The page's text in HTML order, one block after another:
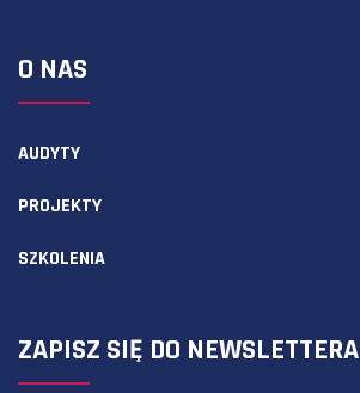
O NAS
AUDYTY
PROJEKTY
SZKOLENIA
ZAPISZ SIĘ DO NEWSLETTERA